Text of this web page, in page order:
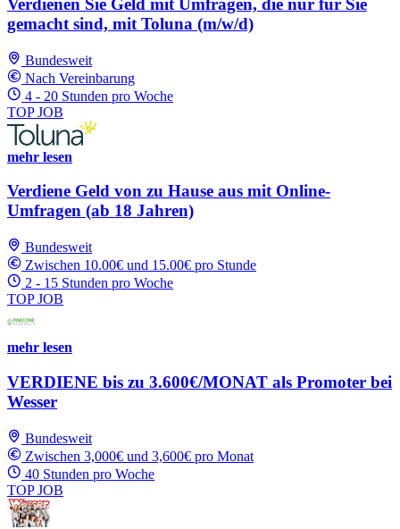
Verdienen Sie Geld mit Umfragen, die nur für Sie
gemacht sind, mit Toluna (m/w/d)
Bundesweit
Nach Vereinbarung
4 - 20 Stunden pro Woche
TOP JOB
mehr lesen
Verdiene Geld von zu Hause aus mit Online-
Umfragen (ab 18 Jahren)
Bundesweit
Zwischen 10.00€ und 15.00€ pro Stunde
2 - 15 Stunden pro Woche
TOP JOB
mehr lesen
VERDIENE bis zu 3.600€/MONAT als Promoter bei
Wesser
Bundesweit
Zwischen 3,000€ und 3,600€ pro Monat
40 Stunden pro Woche
TOP JOB